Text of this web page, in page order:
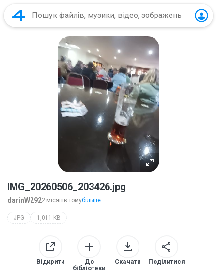
IMG_20260506_203426.jpg
darinW2922 місяців томубільше...
JPG 1,011 KB
Відкрити
До
бібліотеки
Скачати Поділитися